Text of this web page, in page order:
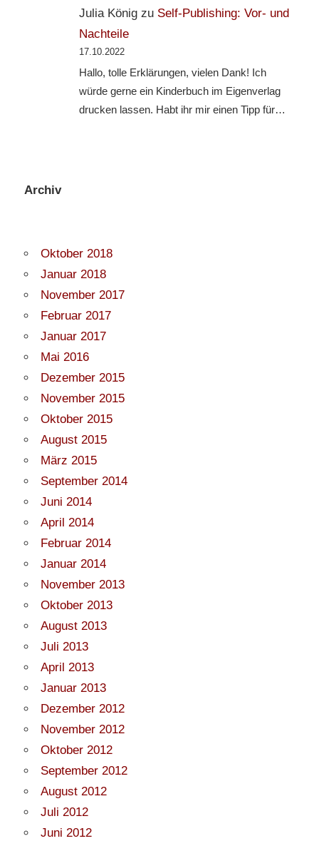
Julia Königzu Self-Publishing: Vor- und
Nachteile
17.10.2022
Hallo, tolle Erklärungen, vielen Dank! Ich
würde gerne ein Kinderbuch im Eigenverlag
drucken lassen. Habt ihr mir einen Tipp für…
Archiv
Oktober 2018
Januar 2018
November 2017
Februar 2017
Januar 2017
Mai 2016
Dezember 2015
November 2015
Oktober 2015
August 2015
März 2015
September 2014
Juni 2014
April 2014
Februar 2014
Januar 2014
November 2013
Oktober 2013
August 2013
Juli 2013
April 2013
Januar 2013
Dezember 2012
November 2012
Oktober 2012
September 2012
August 2012
Juli 2012
Juni 2012